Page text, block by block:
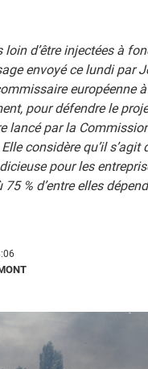
loin d’être injectées à
envoyé ce lundi par
européenne à
pour défendre le
lancé par la
considère qu’il s’agit
pour les
% d’entre elles